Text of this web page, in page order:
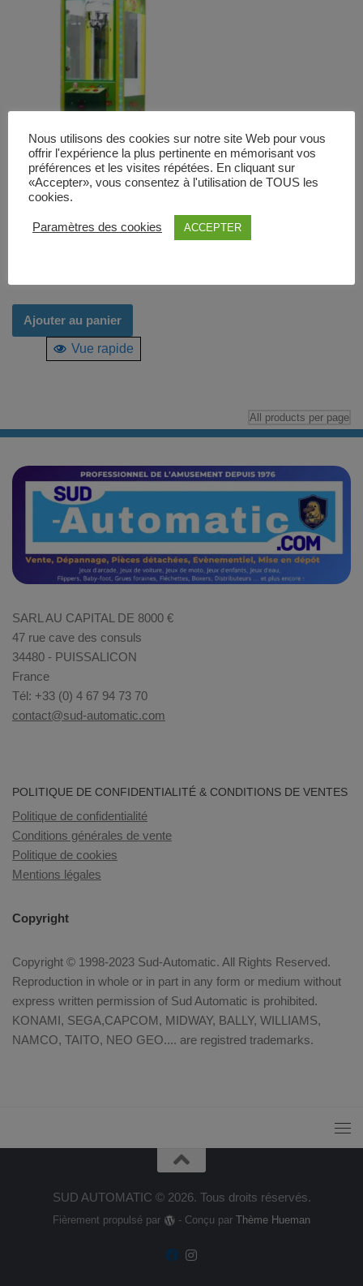
Ajouter au panier
Vue rapide
SARL AU CAPITAL DE 8000 €
47 rue cave des consuls
34480 - PUISSALICON
France
Tél: +33 (0) 4 67 94 73 70
contact@sud-automatic.com
POLITIQUE DE CONFIDENTIALITÉ & CONDITIONS DE VENTES
Politique de confidentialité
Conditions générales de vente
Politique de cookies
Mentions légales
Copyright
Copyright © 1998-2023 Sud-Automatic. All Rights Reserved.
Reproduction in whole or in part in any form or medium without
express written permission of Sud Automatic is prohibited.
KONAMI, SEGA,CAPCOM, MIDWAY, BALLY, WILLIAMS,
NAMCO, TAITO, NEO GEO.... are registred trademarks.
SUD AUTOMATIC © 2026. Tous droits réservés.
Fièrement propulsé par - Conçu par Thème Hueman
Nous utilisons des cookies sur notre site Web pour vous
offrir l'expérience la plus pertinente en mémorisant vos
préférences et les visites répétées. En cliquant sur
«Accepter», vous consentez à l'utilisation de TOUS les
cookies.
Paramètres des cookies ACCEPTER